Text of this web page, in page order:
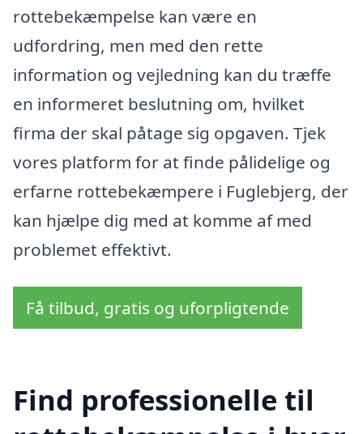
rottebekæmpelse kan være en
udfordring, men med den rette
information og vejledning kan du træffe
en informeret beslutning om, hvilket
firma der skal påtage sig opgaven. Tjek
vores platform for at finde pålidelige og
erfarne rottebekæmpere i Fuglebjerg, der
kan hjælpe dig med at komme af med
problemet effektivt.
Få tilbud, gratis og uforpligtende
Find professionelle til